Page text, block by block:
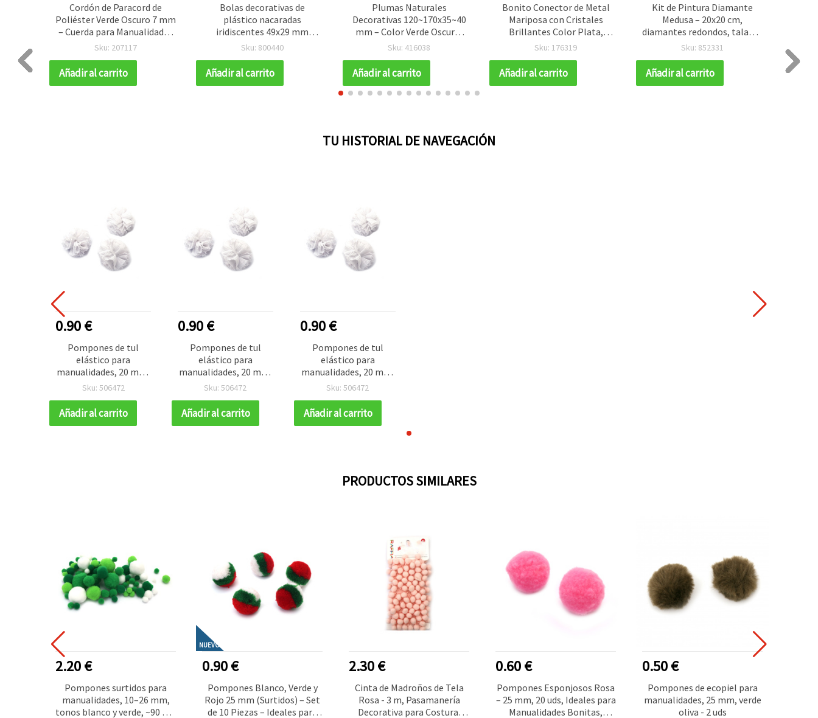
del
Cordón de Paracord de
Poliéster Verde Oscuro 7 mm
– Cuerda para Manualidades
Resistente, Flexible y
Sku: 207117
Añadir al carrito
Bolas decorativas de
plástico nacaradas
iridiscentes 49x29 mm
(surtidas) – Set de 12
decoración de fiestas,
arreglos florales y
Sku: 800440
Añadir al carrito
Plumas Naturales
Decorativas 120~170x35~40
mm – Color Verde Oscuro,
Set de 10 para Manualidades
Elegante y Diseños Florales
Creativos
Sku: 416038
Añadir al carrito
Bonito Conector de Metal
Mariposa con Cristales
Brillantes Color Plata,
18x11x2 mm, Agujero 2 mm –
Sku: 176319
Añadir al carrito
Kit de Pintura Diamante
Medusa – 20x20 cm,
diamantes redondos, taladro
parcial (MKX17352)
Sku: 852331
Añadir al carrito
TU HISTORIAL DE NAVEGACIÓN
0.90 €
Pompones de tul
elástico para
manualidades, 20 mm,
blancos, 5 uds.
Sku: 506472
Añadir al carrito
0.90 €
Pompones de tul
elástico para
manualidades, 20 mm,
blancos, 5 uds.
Sku: 506472
Añadir al carrito
0.90 €
Pompones de tul
elástico para
manualidades, 20 mm,
blancos, 5 uds.
Sku: 506472
Añadir al carrito
PRODUCTOS SIMILARES
2.20 €
Pompones surtidos para
manualidades, 10–26 mm,
tonos blanco y verde, ~90 uds
NUEVO
0.90 €
Pompones Blanco, Verde y
Rojo 25 mm (Surtidos) – Set
de 10 Piezas – Ideales para
2.30 €
Cinta de Madroños de Tela
Rosa - 3 m, Pasamanería
Decorativa para Costura,
0.60 €
Pompones Esponjosos Rosa
– 25 mm, 20 uds, Ideales para
Manualidades Bonitas,
0.50 €
Pompones de ecopiel para
manualidades, 25 mm, verde
oliva - 2 uds